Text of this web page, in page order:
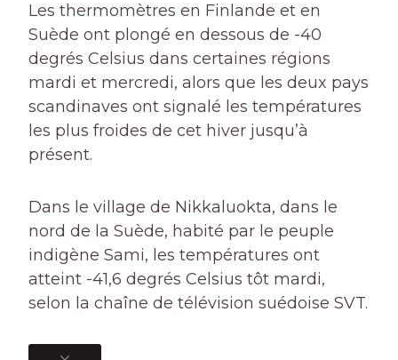
Les thermomètres en Finlande et en
Suède ont plongé en dessous de -40
degrés Celsius dans certaines régions
mardi et mercredi, alors que les deux pays
scandinaves ont signalé les températures
les plus froides de cet hiver jusqu’à
présent.
Dans le village de Nikkaluokta, dans le
nord de la Suède, habité par le peuple
indigène Sami, les températures ont
atteint -41,6 degrés Celsius tôt mardi,
selon la chaîne de télévision suédoise SVT.